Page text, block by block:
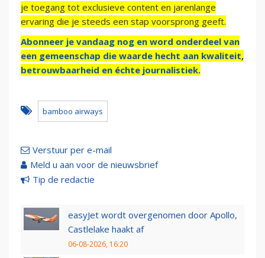
je toegang tot exclusieve content en jarenlange
ervaring die je steeds een stap voorsprong geeft.
Abonneer je vandaag nog en word onderdeel van
een gemeenschap die waarde hecht aan kwaliteit,
betrouwbaarheid en échte journalistiek.
bamboo airways
Verstuur per e-mail
Meld u aan voor de nieuwsbrief
Tip de redactie
easyJet wordt overgenomen door Apollo,
Castlelake haakt af
06-08-2026, 16:20